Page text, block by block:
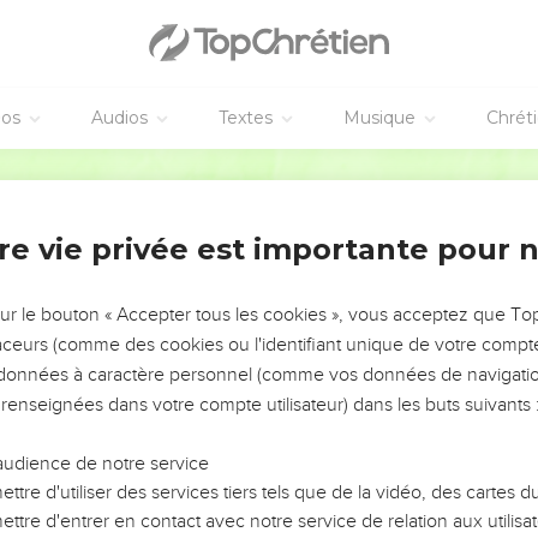
Audios Textes Musique
; et ils entrèrent après eux au milieu de la mer,
la veille du matin, l'Eternel étant dans la colonne de feu et dans
mit en déroute.
chariots, et fit qu'on les menait bien pesamment. Alors les
: étends ta main sur la mer, et les eaux retourneront sur les
de cheval.
main sur la mer, et la mer reprit son impétuosité comme le
la mer [qui s'était rejointe] ; et ainsi l'Eternel jeta
et couvrirent les chariots et les gens de cheval de toute
marchèrent au milieu de la mer à sec ; et les eaux leur
vie privée est importante pour
le bouton « Accepter tous les cookies », vous acceptez que
(comme des cookies ou l'identifiant unique de votre
à caractère personnel (comme vos données de
dans votre compte utilisateur) dans les buts suivants :
de notre service
d'utiliser des services tiers tels que de la vidéo, des cartes
d'entrer en contact avec notre service de relation aux